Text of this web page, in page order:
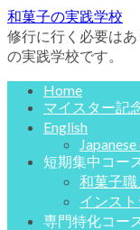
和菓子の実践学校
修行に行く必要は
の実践学校です。
Home
マイスター記
English
短期集中コー
和菓子職
インス
専門特化コー